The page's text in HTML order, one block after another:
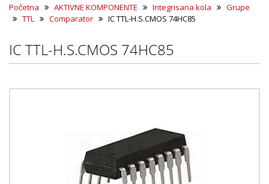
Početna AKTIVNE KOMPONENTE Integrisana kola
Grupe
TTL
Comparator IC TTL-H.S.CMOS 74HC85
IC TTL-H.S.CMOS 74HC85